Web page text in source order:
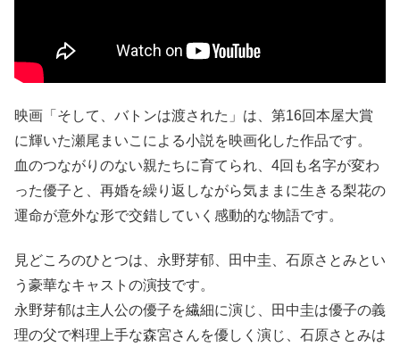
映画「そして、バトンは渡された」は、第16回本屋大賞
に輝いた瀬尾まいこによる小説を映画化した作品です。
血のつながりのない親たちに育てられ、4回も名字が変わ
った優子と、再婚を繰り返しながら気ままに生きる梨花の
運命が意外な形で交錯していく感動的な物語です。
見どころのひとつは、永野芽郁、田中圭、石原さとみとい
う豪華なキャストの演技です。
永野芽郁は主人公の優子を繊細に演じ、田中圭は優子の義
理の父で料理上手な森宮さんを優しく演じ、石原さとみは